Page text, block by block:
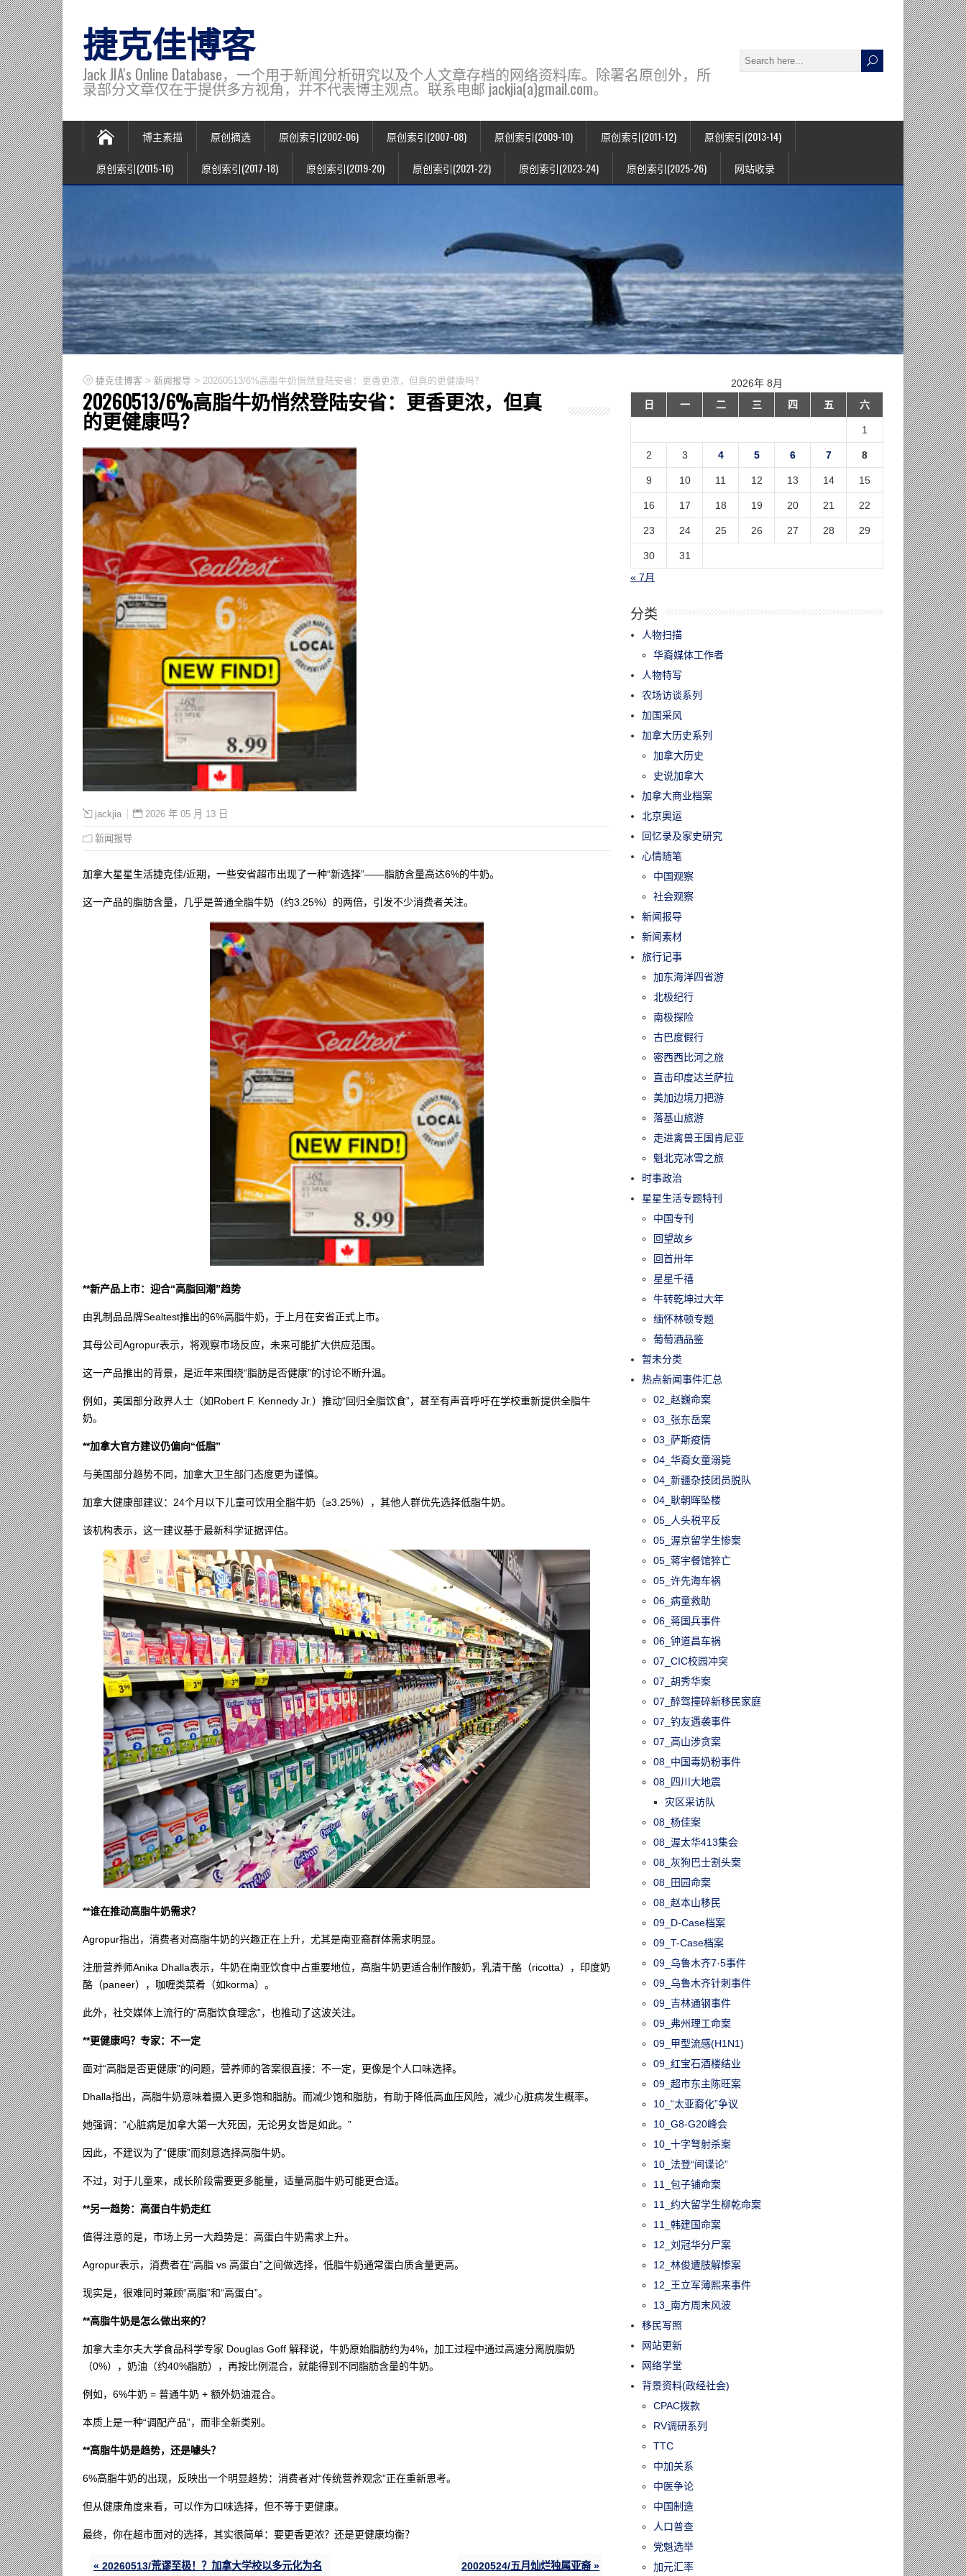
捷克佳博客
Jack JIA's Online Database，一个用于新闻分析研究以及个人文章存档的网络资料库。除署名原创外，所
录部分文章仅在于提供多方视角，并不代表博主观点。联系电邮 jackjia(a)gmail.com。
博主素描 原创摘选 原创索引(2002-06) 原创索引(2007-08) 原创索引(2009-10) 原创索引(2011-12) 原创索引(2013-14)
原创索引(2015-16) 原创索引(2017-18) 原创索引(2019-20) 原创索引(2021-22) 原创索引(2023-24) 原创索引(2025-26) 网站收录
捷克佳博客 > 新闻报导 > 20260513/6%高脂牛奶悄然登陆安省：更香更浓，但真的更健康吗？
20260513/6%高脂牛奶悄然登陆安省：更香更浓，但真
的更健康吗？
jackjia 2026 年 05 月 13 日
新闻报导
加拿大星星生活捷克佳/近期，一些安省超市出现了一种“新选择”——脂肪含量高达6%的牛奶。
这一产品的脂肪含量，几乎是普通全脂牛奶（约3.25%）的两倍，引发不少消费者关注。
**新产品上市：迎合“高脂回潮”趋势
由乳制品品牌Sealtest推出的6%高脂牛奶，于上月在安省正式上市。
其母公司Agropur表示，将观察市场反应，未来可能扩大供应范围。
这一产品推出的背景，是近年来围绕“脂肪是否健康”的讨论不断升温。
例如，美国部分政界人士（如Robert F. Kennedy Jr.）推动“回归全脂饮食”，甚至有声音呼吁在学校重新提供全脂牛
奶。
**加拿大官方建议仍偏向“低脂”
与美国部分趋势不同，加拿大卫生部门态度更为谨慎。
加拿大健康部建议：24个月以下儿童可饮用全脂牛奶（≥3.25%），其他人群优先选择低脂牛奶。
该机构表示，这一建议基于最新科学证据评估。
**谁在推动高脂牛奶需求？
Agropur指出，消费者对高脂牛奶的兴趣正在上升，尤其是南亚裔群体需求明显。
注册营养师Anika Dhalla表示，牛奶在南亚饮食中占重要地位，高脂牛奶更适合制作酸奶，乳清干酪（ricotta），印度奶
酪（paneer），咖喱类菜肴（如korma）。
此外，社交媒体上流行的“高脂饮食理念”，也推动了这波关注。
**更健康吗？专家：不一定
面对“高脂是否更健康”的问题，营养师的答案很直接：不一定，更像是个人口味选择。
Dhalla指出，高脂牛奶意味着摄入更多饱和脂肪。而减少饱和脂肪，有助于降低高血压风险，减少心脏病发生概率。
她强调：“心脏病是加拿大第一大死因，无论男女皆是如此。”
因此，不建议为了“健康”而刻意选择高脂牛奶。
不过，对于儿童来，成长阶段需要更多能量，适量高脂牛奶可能更合适。
**另一趋势：高蛋白牛奶走红
值得注意的是，市场上另一大趋势是：高蛋白牛奶需求上升。
Agropur表示，消费者在“高脂 vs 高蛋白”之间做选择，低脂牛奶通常蛋白质含量更高。
现实是，很难同时兼顾“高脂”和“高蛋白”。
**高脂牛奶是怎么做出来的？
加拿大圭尔夫大学食品科学专家 Douglas Goff 解释说，牛奶原始脂肪约为4%，加工过程中通过高速分离脱脂奶
（0%），奶油（约40%脂肪），再按比例混合，就能得到不同脂肪含量的牛奶。
例如，6%牛奶 = 普通牛奶 + 额外奶油混合。
本质上是一种“调配产品”，而非全新类别。
**高脂牛奶是趋势，还是噱头？
6%高脂牛奶的出现，反映出一个明显趋势：消费者对“传统营养观念”正在重新思考。
但从健康角度来看，可以作为口味选择，但不等于更健康。
最终，你在超市面对的选择，其实很简单：要更香更浓？还是更健康均衡？
« 20260513/荒谬至极！？加拿大学校以多元化为名 20020524/五月灿烂独属亚裔 »
2026年 8月
日
一 二 三 四 五 六
1
2 3 4 5 6 7 8
9 10 11 12 13 14 15
16 17 18 19 20 21 22
23 24 25 26 27 28 29
30
31
« 7月
分类
人物扫描
华裔媒体工作者
人物特写
农场访谈系列
加国采风
加拿大历史系列
加拿大历史
史说加拿大
加拿大商业档案
北京奥运
回忆录及家史研究
心情随笔
中国观察
社会观察
新闻报导
新闻素材
旅行记事
加东海洋四省游
北极纪行
南极探险
古巴度假行
密西西比河之旅
直击印度达兰萨拉
美加边境刀把游
落基山旅游
走进禽兽王国肯尼亚
魁北克冰雪之旅
时事政治
星星生活专题特刊
中国专刊
回望故乡
回首卅年
星星千禧
牛转乾坤过大年
缅怀林顿专题
葡萄酒品鉴
暂未分类
热点新闻事件汇总
02_赵巍命案
03_张东岳案
03_萨斯疫情
04_华裔女童溺毙
04_新疆杂技团员脱队
04_耿朝晖坠楼
05_人头税平反
05_渥京留学生惨案
05_蒋宇餐馆猝亡
05_许先海车祸
06_病童救助
06_蒋国兵事件
06_钟道昌车祸
07_CIC校园冲突
07_胡秀华案
07_醉驾撞碎新移民家庭
07_钓友遇袭事件
07_高山涉贪案
08_中国毒奶粉事件
08_四川大地震
灾区采访队
08_杨佳案
08_渥太华413集会
08_灰狗巴士割头案
08_田园命案
08_赵本山移民
09_D-Case档案
09_T-Case档案
09_乌鲁木齐7·5事件
09_乌鲁木齐针刺事件
09_吉林通钢事件
09_弗州理工命案
09_甲型流感(H1N1)
09_红宝石酒楼结业
09_超市东主陈旺案
10_“太亚裔化”争议
10_G8-G20峰会
10_十字弩射杀案
10_法登“间谍论”
11_包子铺命案
11_约大留学生柳乾命案
11_韩建国命案
12_刘冠华分尸案
12_林俊遭肢解惨案
12_王立军薄熙来事件
13_南方周末风波
移民写照
网站更新
网络学堂
背景资料(政经社会)
CPAC拨款
RV调研系列
TTC
中加关系
中医争论
中国制造
人口普查
党魁选举
加元汇率